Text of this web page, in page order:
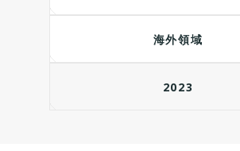
海外領域
2023